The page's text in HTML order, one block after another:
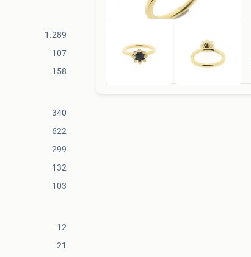
1.289
107
158
340
622
299
132
103
12
21